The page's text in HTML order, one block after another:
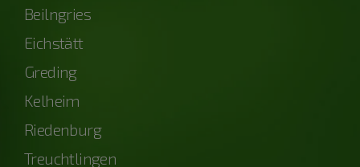
Beilngries
Eichstätt
Greding
Kelheim
Riedenburg
Treuchtlingen